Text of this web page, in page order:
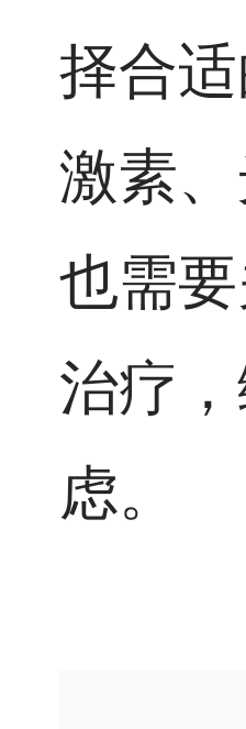
择合
激素
也需
治疗
虑。